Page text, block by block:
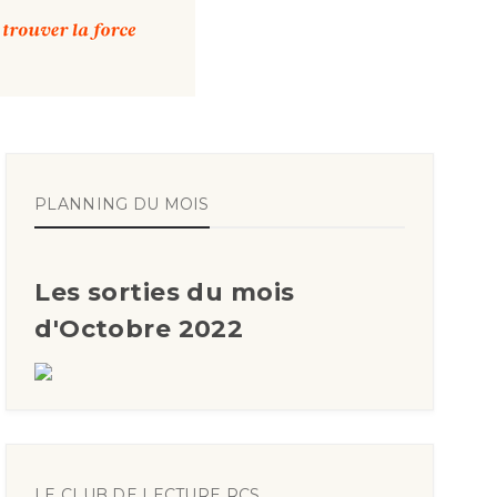
PLANNING DU MOIS
Les sorties du mois
d'Octobre 2022